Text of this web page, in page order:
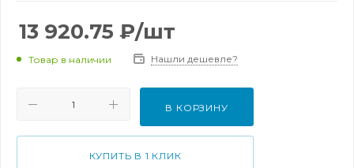
13 920.75 ₽/шт
Товар в наличии Нашли дешевле?
В КОРЗИНУ
КУПИТЬ В 1 КЛИК